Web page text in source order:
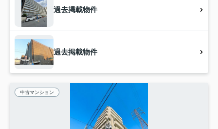
過去掲載物件
過去掲載物件
中古マンション